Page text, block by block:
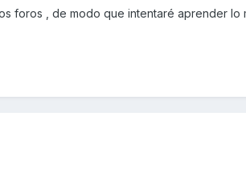
foros , de modo que intentaré aprender lo